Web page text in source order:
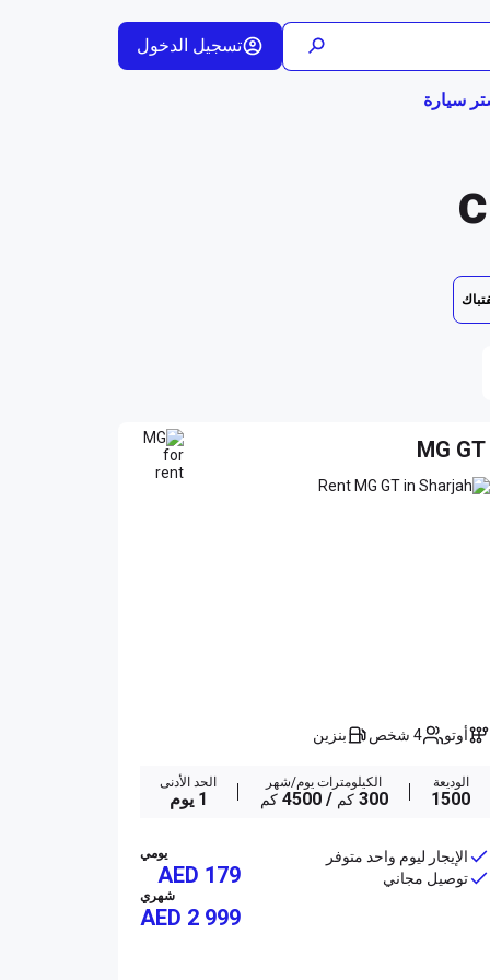
تسجيل الدخول
سيارة
MG GT
أوتو 4 شخص بنزين
الوديعة
1500
الكيلومترات يوم/شهر
300 كم / 4500 كم
الحد الأدنى
1 يوم
الإيجار ليوم واحد متوفر
توصيل مجاني
يومي
AED 179
شهري
AED 2 999